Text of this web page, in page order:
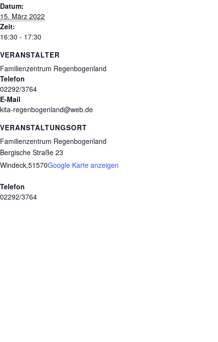
Datum:
15. März 2022
Zeit:
16:30 - 17:30
VERANSTALTER
Familienzentrum Regenbogenland
Telefon
02292/3764
E-Mail
kita-regenbogenland@web.de
VERANSTALTUNGSORT
Familienzentrum Regenbogenland
Bergische Straße 23
Windeck,51570Google Karte anzeigen
Telefon
02292/3764